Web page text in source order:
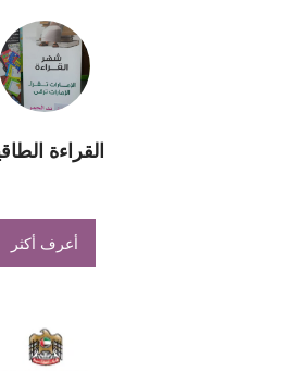
القراءة الطاقية
أعرف أكثر